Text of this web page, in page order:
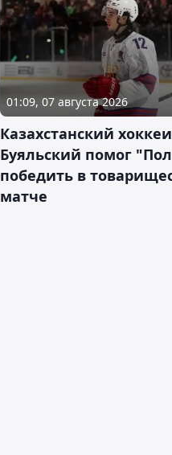
01:09, 07 августа 2026
Казахстанский
Буяльский помог
победить в
матче